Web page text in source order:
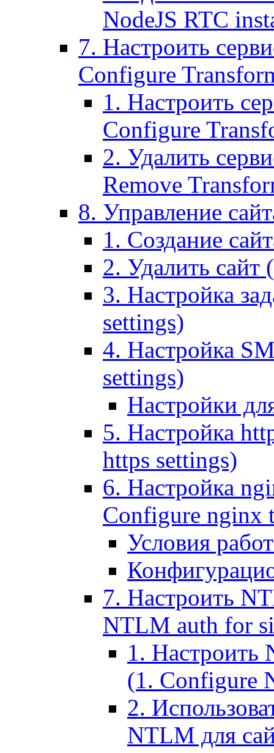
NodeJS RTC
7. Настроить
Configure
1. Настроить
Configure
2. Удалить
Remove
8. Управление
1. Создание
2. Удалить сайт
3. Настройка
settings)
4. Настройка
settings)
Настройки
5. Настройка
https settings)
6. Настройка
Configure nginx
Условия
7. Настроить
NTLM auth for
1. Настроить
(1. Configure
2.
NTLM для